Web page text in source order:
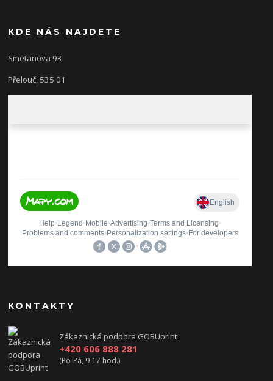
KDE NÁS NAJDETE
Smetanova 93
Přelouč, 535 01
KONTAKTY
Zákaznická podpora GOBUprint
+420 606 888 281
(Po-Pá, 9-17 hod.)